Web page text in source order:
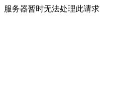
服务器暂时无法处理此请求